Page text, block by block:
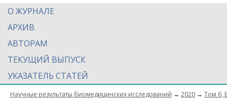
О ЖУРНАЛЕ
АРХИВ
АВТОРАМ
ТЕКУЩИЙ ВЫПУСК
УКАЗАТЕЛЬ СТАТЕЙ
Научные результаты биомедицинских исследований → 2020 → Том 6,